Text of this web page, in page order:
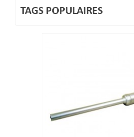
TAGS POPULAIRES